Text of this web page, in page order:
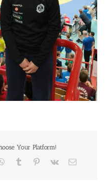
Your Platform!
WhatsApp
Tumblr Pinterest
Vk Sähköposti